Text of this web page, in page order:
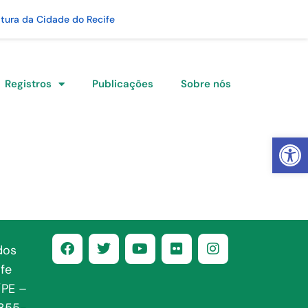
Abrir
da Cidade do Recife
Registros Publicações Sobre nós
–